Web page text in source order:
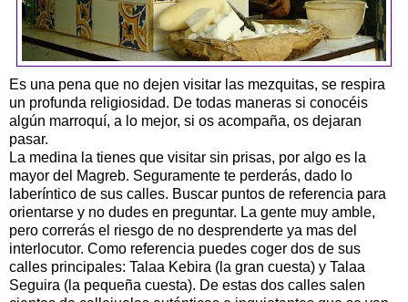
Es una pena que no dejen visitar las mezquitas, se respira
un profunda religiosidad. De todas maneras si conocéis
algún marroquí, a lo mejor, si os acompaña, os dejaran
pasar.
La medina la tienes que visitar sin prisas, por algo es la
mayor del Magreb. Seguramente te perderás, dado lo
laberíntico de sus calles. Buscar puntos de referencia para
orientarse y no dudes en preguntar. La gente muy amble,
pero correrás el riesgo de no desprenderte ya mas del
interlocutor. Como referencia puedes coger dos de sus
calles principales: Talaa Kebira (la gran cuesta) y Talaa
Seguira (la pequeña cuesta). De estas dos calles salen